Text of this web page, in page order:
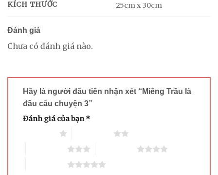
KÍCH THƯỚC 25cm x 30cm
Đánh giá
Chưa có đánh giá nào.
Hãy là người đầu tiên nhận xét “Miếng Trầu là
đầu câu chuyện 3”
Đánh giá của bạn*